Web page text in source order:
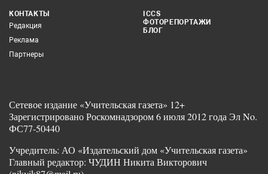
КОНТАКТЫ
Редакция
Реклама
Партнеры
ICCS
ФОТОРЕПОРТАЖИ
БЛОГ
Сетевое издание «Учительская газета» 12+
Зарегистрировано Роскомнадзором 6 июля 2012 года Эл No.
ФС77-50440
Учредитель: АО «Издательский дом «Учительская газета»
Главный редактор: ЧУДИН Никита Викторович